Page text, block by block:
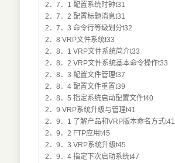
2．7．1 配置系统时钟t31
2．7．2 配置标题消息t31
2．7．3 命令行等级划分t32
2．8 VRP文件系统t33
2．8．1 VRP文件系统简介t33
2．8．2 VRP文件系统基本命令操作t33
2．8．3 配置文件管理t37
2．8．4 配置文件重置t39
2．8．5 指定系统启动配置文件t40
2．9 VRP系统升级与管理t41
2．9．1 了解产品和VRP版本命名方式t41
2．9．2 FTP应用t45
2．9．3 VRP系统升级t45
2．9．4 指定下次启动系统t47